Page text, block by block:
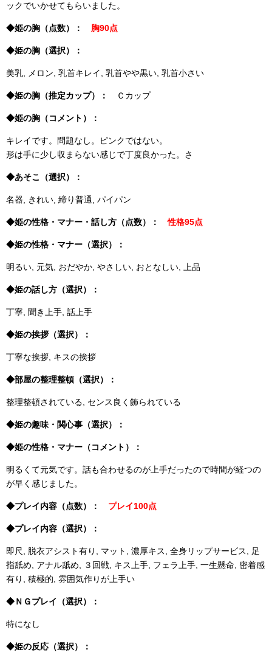
ックでいかせてもらいました。
◆姫の胸（点数）： 胸90点
◆姫の胸（選択）：
美乳, メロン, 乳首キレイ, 乳首やや黒い, 乳首小さい
◆姫の胸（推定カップ）： Ｃカップ
◆姫の胸（コメント）：
キレイです。問題なし。ピンクではない。
形は手に少し収まらない感じで丁度良かった。さ
◆あそこ（選択）：
名器, きれい, 締り普通, パイパン
◆姫の性格・マナー・話し方（点数）：性格95点
◆姫の性格・マナー（選択）：
明るい, 元気, おだやか, やさしい, おとなしい, 上品
◆姫の話し方（選択）：
丁寧, 聞き上手, 話上手
◆姫の挨拶（選択）：
丁寧な挨拶, キスの挨拶
◆部屋の整理整頓（選択）：
整理整頓されている, センス良く飾られている
◆姫の趣味・関心事（選択）：
◆姫の性格・マナー（コメント）：
明るくて元気です。話も合わせるのが上手だったので時間が経つの
が早く感じました。
◆プレイ内容（点数）： プレイ100点
◆プレイ内容（選択）：
即尺, 脱衣アシスト有り, マット, 濃厚キス, 全身リップサービス, 足
指舐め, アナル舐め, ３回戦, キス上手, フェラ上手, 一生懸命, 密着感
有り, 積極的, 雰囲気作りが上手い
◆ＮＧプレイ（選択）：
特になし
◆姫の反応（選択）：